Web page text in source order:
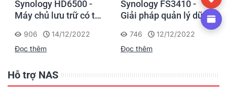
Synology HD6500 -
Máy chủ lưu trữ có thể
thể mở rộng cho các
ứng dụng lên tới vài
906
14/12/2022
Đọc thêm
Synology FS3410 -
Giải pháp quản lý dữ
liệu hiệu suất cao, tiết
kiệm chi phí cho
doanh nghiệp vừa và
746
12/12/2022
Đọc thêm
Hỗ trợ NAS